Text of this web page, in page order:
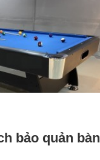
bảo quản bàn